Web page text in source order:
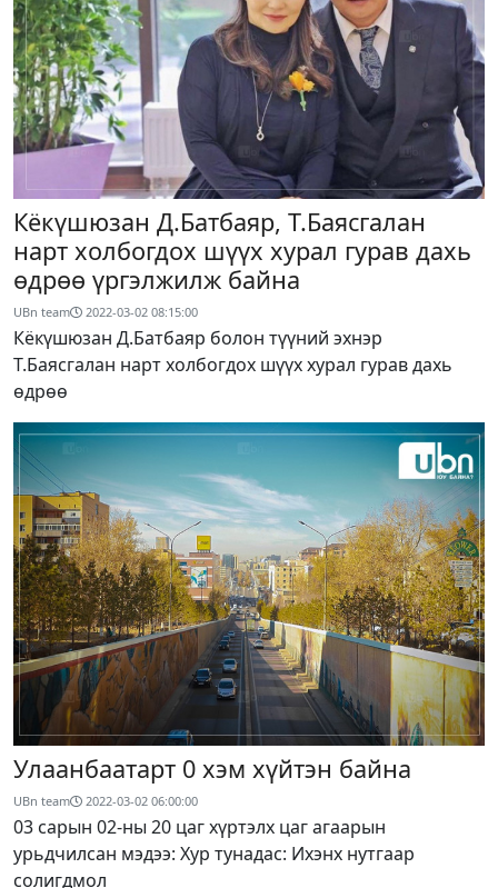
Кёкүшюзан Д.Батбаяр, Т.Баясгалан
нарт холбогдох шүүх хурал гурав дахь
өдрөө үргэлжилж байна
UBn team 2022-03-02 08:15:00
Кёкүшюзан Д.Батбаяр болон түүний эхнэр
Т.Баясгалан нарт холбогдох шүүх хурал гурав дахь
өдрөө
Улаанбаатарт 0 хэм хүйтэн байна
UBn team 2022-03-02 06:00:00
03 сарын 02-ны 20 цаг хүртэлх цаг агаарын
урьдчилсан мэдээ: Хур тунадас: Ихэнх нутгаар
солигдмол